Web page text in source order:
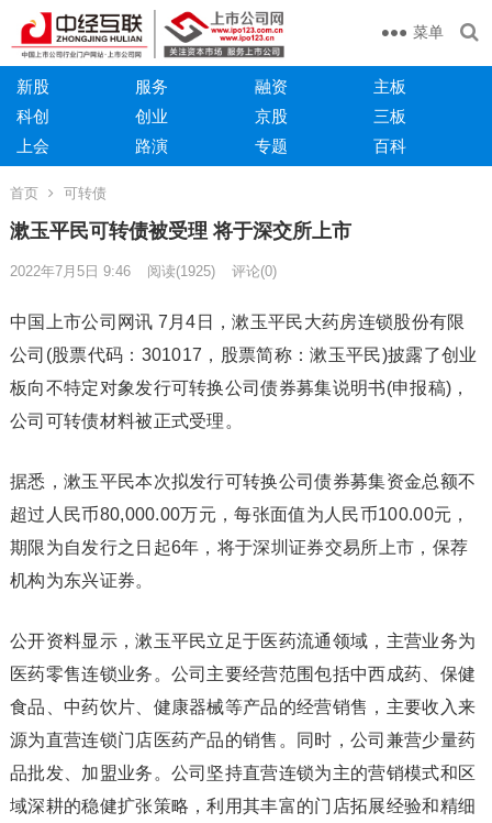
菜单
新股 服务 融资
主板
科创
创业 京股
三板
上会
路演 专题 百科
首页 可转债
漱玉平民可转债被受理 将于深交所上市
2022年7月5日 9:46 阅读(1925) 评论(0)
中国上市公司网讯 7月4日，漱玉平民大药房连锁股份有限
公司(股票代码：301017，股票简称：漱玉平民)披露了创业
板向不特定对象发行可转换公司债券募集说明书(申报稿)，
公司可转债材料被正式受理。
据悉，漱玉平民本次拟发行可转换公司债券募集资金总额不
超过人民币80,000.00万元，每张面值为人民币100.00元，
期限为自发行之日起6年，将于深圳证券交易所上市，保荐
机构为东兴证券。
公开资料显示，漱玉平民立足于医药流通领域，主营业务为
医药零售连锁业务。公司主要经营范围包括中西成药、保健
食品、中药饮片、健康器械等产品的经营销售，主要收入来
源为直营连锁门店医药产品的销售。同时，公司兼营少量药
品批发、加盟业务。公司坚持直营连锁为主的营销模式和区
域深耕的稳健扩张策略，利用其丰富的门店拓展经验和精细